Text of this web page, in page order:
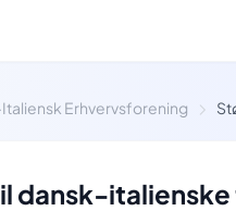
Erhvervsforening
dansk-